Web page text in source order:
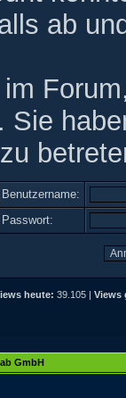
ab
Sie
Benutzername:
Passwort:
heute: 39.105 | Views
GmbH